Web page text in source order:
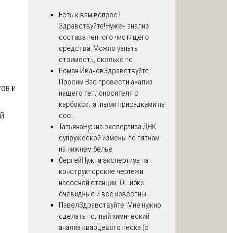
и
Есть к вам вопрос !
Здравствуйте!Нужен анализ
состава пенного чистящего
средства. Можно узнать
стоимость, сколько по ...
Роман ИвановЗдравствуйте.
Просим Вас провести анализ
нашего теплоносителя с
карбоксилатными присадками на
соо...
ТатьянаНужна экспертиза ДНК
супружеской измены по пятнам
на нижнем белье
СергейНужна экспертиза на
конструкторские чертежи
насосной станции. Ошибки
очевидные и все известны.
ПавелЗдравствуйте. Мне нужно
сделать полный химический
анализ кварцевого песка (с